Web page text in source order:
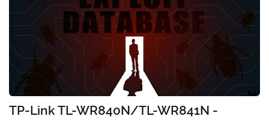
TP-Link TL-WR840N/TL-WR841N -